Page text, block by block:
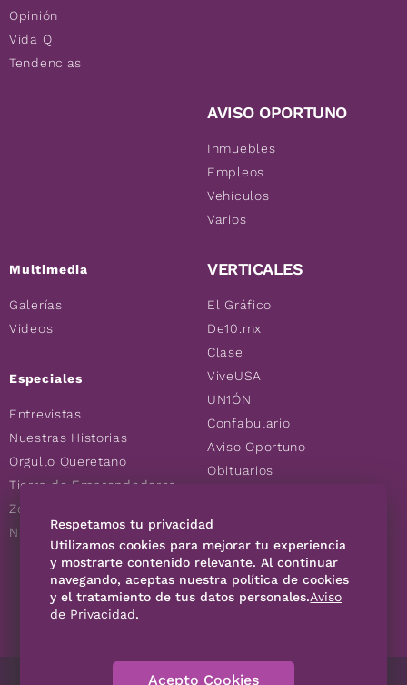
Opinión
Vida Q
Tendencias
Multimedia
Galerías
Videos
Especiales
Entrevistas
Nuestras Historias
Orgullo Queretano
Tierra de Emprendedores
Zoociales
Nuevos Queretanos
AVISO OPORTUNO
Inmuebles
Empleos
Vehículos
Varios
VERTICALES
El Gráfico
De10.mx
Clase
ViveUSA
UN1ÓN
Confabulario
Aviso Oportuno
Obituarios
Consultas
SÍGUENOS
Respetamos tu privacidad
Utilizamos cookies para mejorar tu experiencia
y mostrarte contenido relevante. Al continuar
navegando, aceptas nuestra política de cookies
y el tratamiento de tus datos personales.Aviso
de Privacidad.
Acepto Cookies